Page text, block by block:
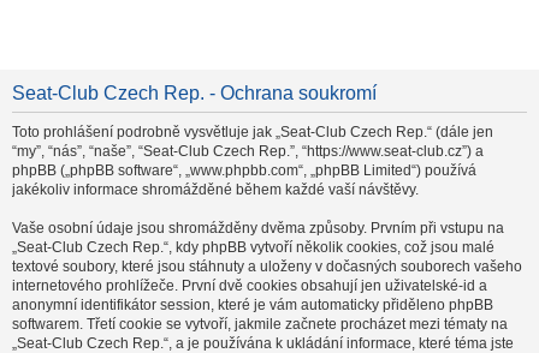
Seat-Club Czech Rep. - Ochrana soukromí
Toto prohlášení podrobně vysvětluje jak „Seat-Club Czech Rep.“ (dále jen
“my”, “nás”, “naše”, “Seat-Club Czech Rep.”, “https://www.seat-club.cz”) a
phpBB („phpBB software“, „www.phpbb.com“, „phpBB Limited“) používá
jakékoliv informace shromážděné během každé vaší návštěvy.
Vaše osobní údaje jsou shromážděny dvěma způsoby. Prvním při vstupu na
„Seat-Club Czech Rep.“, kdy phpBB vytvoří několik cookies, což jsou malé
textové soubory, které jsou stáhnuty a uloženy v dočasných souborech vašeho
internetového prohlížeče. První dvě cookies obsahují jen uživatelské-id a
anonymní identifikátor session, které je vám automaticky přiděleno phpBB
softwarem. Třetí cookie se vytvoří, jakmile začnete procházet mezi tématy na
„Seat-Club Czech Rep.“, a je používána k ukládání informace, které téma jste